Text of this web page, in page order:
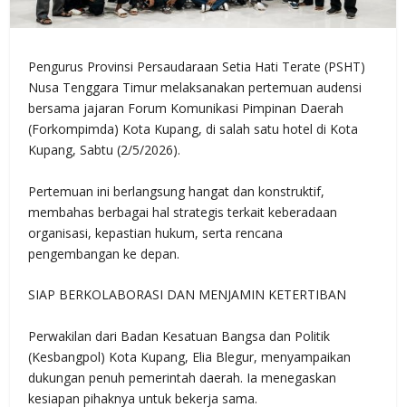
Pengurus Provinsi Persaudaraan Setia Hati Terate (PSHT)
Nusa Tenggara Timur melaksanakan pertemuan audensi
bersama jajaran Forum Komunikasi Pimpinan Daerah
(Forkompimda) Kota Kupang, di salah satu hotel di Kota
Kupang, Sabtu (2/5/2026).
Pertemuan ini berlangsung hangat dan konstruktif,
membahas berbagai hal strategis terkait keberadaan
organisasi, kepastian hukum, serta rencana
pengembangan ke depan.
SIAP BERKOLABORASI DAN MENJAMIN KETERTIBAN
Perwakilan dari Badan Kesatuan Bangsa dan Politik
(Kesbangpol) Kota Kupang, Elia Blegur, menyampaikan
dukungan penuh pemerintah daerah. Ia menegaskan
kesiapan pihaknya untuk bekerja sama.